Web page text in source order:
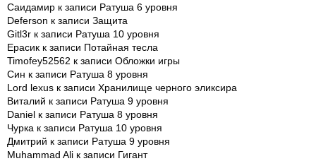
Саидамир к записи Ратуша 6 уровня
Deferson к записи Защита
Gitl3r к записи Ратуша 10 уровня
Ерасик к записи Потайная тесла
Timofey52562 к записи Обложки игры
Син к записи Ратуша 8 уровня
Lord lexus к записи Хранилище черного эликсира
Виталий к записи Ратуша 9 уровня
Daniel к записи Ратуша 8 уровня
Чурка к записи Ратуша 10 уровня
Дмитрий к записи Ратуша 9 уровня
Muhammad Ali к записи Гигант